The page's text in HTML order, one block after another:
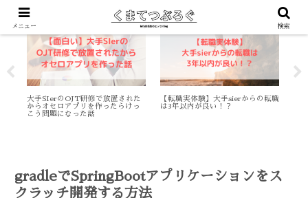
働き方
大手SIerのOJT研修で放置された
からオセロアプリを作ったらけっ
こう問題になった話
就活
【転職実体験】大手sierからの転職
は3年以内が良い！？
gradleでSpringBootアプリケーションをス
クラッチ開発する方法
メニュー 検索